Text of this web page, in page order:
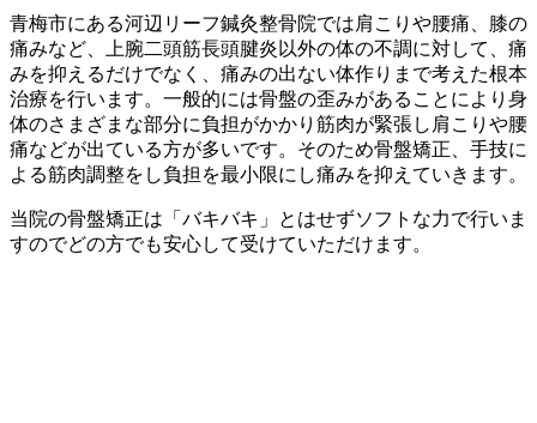
青梅市にある河辺リーフ鍼灸整骨院では肩こりや腰痛、膝の
痛みなど、上腕二頭筋長頭腱炎以外の体の不調に対して、痛
みを抑えるだけでなく、痛みの出ない体作りまで考えた根本
治療を行います。一般的には骨盤の歪みがあることにより身
体のさまざまな部分に負担がかかり筋肉が緊張し肩こりや腰
痛などが出ている方が多いです。そのため骨盤矯正、手技に
よる筋肉調整をし負担を最小限にし痛みを抑えていきます。
当院の骨盤矯正は「バキバキ」とはせずソフトな力で行いま
すのでどの方でも安心して受けていただけます。